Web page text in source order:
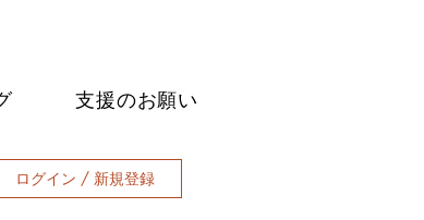
支援のお願い
ログイン / 新規登録